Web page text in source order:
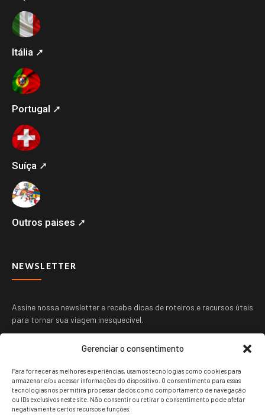
Gerenciar o consentimento
Para fornecer as melhores experiências, usamos tecnologias como cookies para
armazenar e/ou acessar informações do dispositivo. O consentimento para essas
tecnologias nos permitirá processar dados como comportamento de navegação
ou IDs exclusivos neste site. Não consentir ou retirar o consentimento pode afetar
negativamente certos recursos e funções.
Itália ➚
Portugal ➚
Suíça ➚
Outros paises ➚
NEWSLETTER
Assine nossa newsletter e receba dicas de roteiros e recursos úteis
para tornar sua viagem inesquecível.
ENVIAR